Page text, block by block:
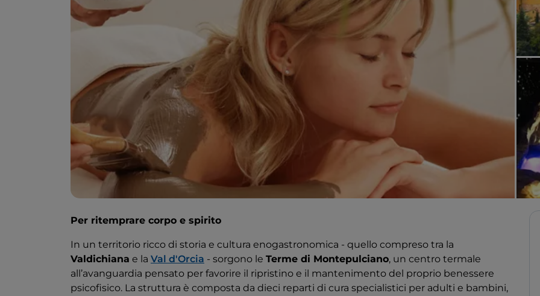
Per ritemprare corpo e spirito
In un territorio ricco di storia e cultura enogastronomica - quello compreso tra la
Valdichiana e la Val d'Orcia - sorgono le Terme di Montepulciano, un centro termale
all’avanguardia pensato per favorire il ripristino e il mantenimento del proprio benessere
psicofisico. La struttura è composta da dieci reparti di cura specialistici per adulti e bambini,